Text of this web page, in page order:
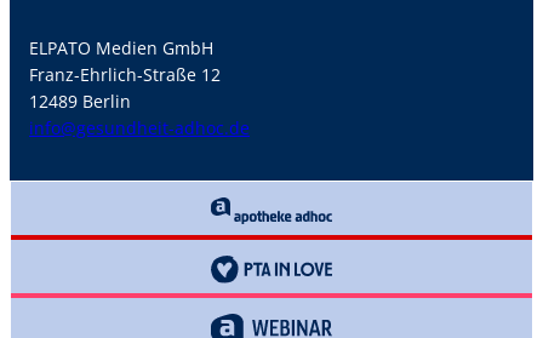
ELPATO Medien GmbH
Franz-Ehrlich-Straße 12
12489 Berlin
info@gesundheit-adhoc.de